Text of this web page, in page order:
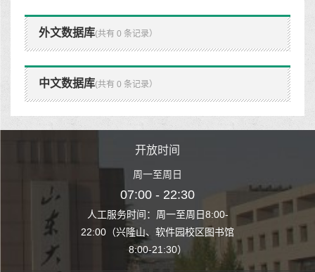
外文数据库(共有 0 条记录）
中文数据库(共有 0 条记录）
至周日8:00-
园校区图书馆
开放时间
周一至周日
07:00 - 22:30
人工服务时间：周一至周日8:00-
22:00（兴隆山、软件园校区图书馆
8:00-21:30）
人工服务时间
22:00（兴隆山